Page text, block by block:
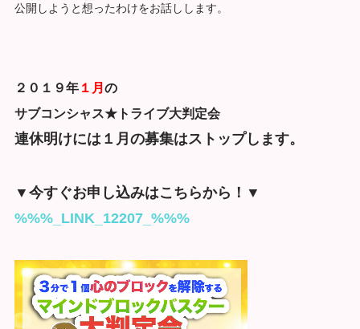
公開しようと想ったわけをお話しします。
２０１９年１月 の
サブコンシャス★トライブ大判定会
連休明けには１月の募集はストップします。
▼今すぐお申し込みはこちらから！▼
%%%_LINK_12207_%%%